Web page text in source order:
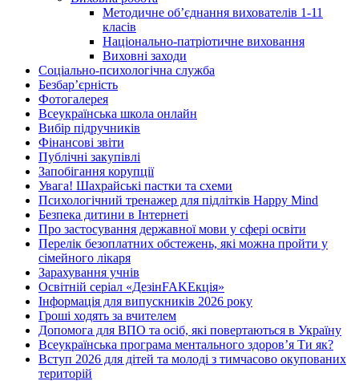
Методичне об’єднання вихователів 1-11
класів
Національно-патріотичне виховання
Виховні заходи
Соціально-психологічна служба
Безбар’єрність
Фотогалерея
Всеукраїнська школа онлайн
Вибір підручників
Фінансові звіти
Публічні закупівлі
Запобігання корупції
Увага! Шахрайські пастки та схеми
Психологічний тренажер для підлітків Happy Mind
Безпека дитини в Інтернеті
Про застосування державної мови у сфері освіти
Перелік безоплатних обстежень, які можна пройти у
сімейного лікаря
Зарахування учнів
Освітній серіал «ДезінFAKEкція»
Інформація для випускників 2026 року
Гроші ходять за вчителем
Допомога для ВПО та осіб, які повертаються в Україну
Всеукраїнська програма ментального здоров’я Ти як?
Вступ 2026 для дітей та молоді з тимчасово окупованих
територій